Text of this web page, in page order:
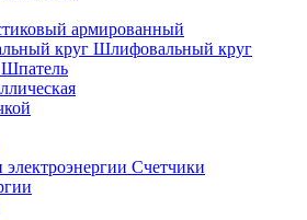
армированный
Шлифовальный круг
Шпатель
Счетчики